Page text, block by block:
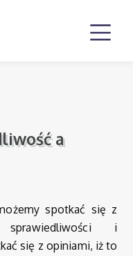
a
spotkać się z
sprawiedliwości i
się z opiniami, iż to